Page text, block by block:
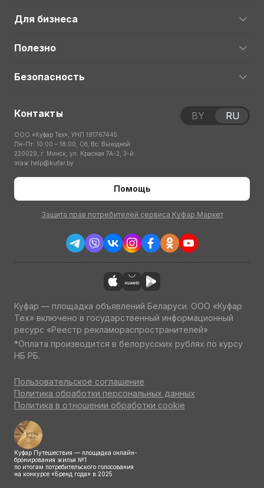
Для бизнеса
Полезно
Безопасность
Контакты
ООО «Куфар Тех», УНП 191767445
Пн-Пт: 10:00 – 18:00; Сб, Вс: Выходной
220029, г. Минск, ул. Красная 7А-2, 3-й
этаж help@kufar.by
Помощь
Защита прав потребителей сервиса Куфар Маркет
BY RU
Куфар — площадка объявлений Беларуси. ООО «Куфар
Тех» включено в государственный информационный
ресурс «Реестр рекламораспространителей»
*Оплата производится в белорусских рублях по курсу
НБ РБ.
Пользовательское соглашение
Политика обработки персональных данных
Политика в отношении обработки cookie
Куфар Путешествия — площадка онлайн-
бронирования жилья №1
по итогам потребительского голосования
на конкурсе «Бренд года» в 2025